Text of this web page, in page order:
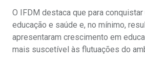
O IFDM destaca que para
educação e saúde e, no mínimo,
apresentaram crescimento em
mais suscetível às flutuações do